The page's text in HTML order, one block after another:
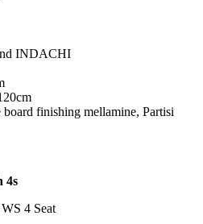
INDACHI
finishing mellamine, Partisi
4s